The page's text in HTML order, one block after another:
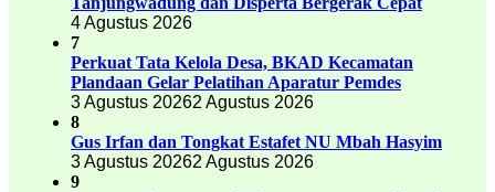
4 Agustus 2026
7
Perkuat Tata Kelola Desa, BKAD Kecamatan
Plandaan Gelar Pelatihan Aparatur Pemdes
3 Agustus 20262 Agustus 2026
8
Gus Irfan dan Tongkat Estafet NU Mbah Hasyim
3 Agustus 20262 Agustus 2026
9